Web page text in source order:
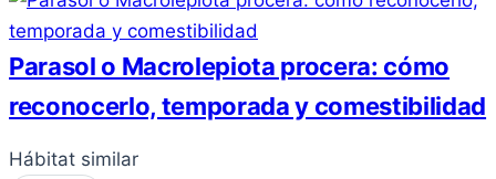
Parasol o Macrolepiota procera: cómo
reconocerlo, temporada y comestibilidad
Hábitat similar